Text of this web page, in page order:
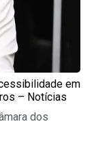
em
– Notícias
dos